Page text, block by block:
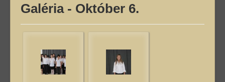
Galéria - Október 6.